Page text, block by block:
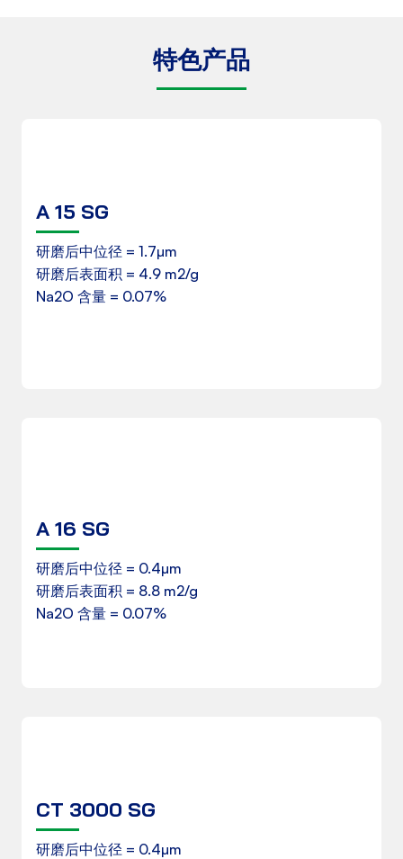
特色产品
A 15 SG
研磨后中位径 = 1.7µm
研磨后表面积 = 4.9 m2/g
Na2O 含量 = 0.07%
产品数据表
A 16 SG
研磨后中位径 = 0.4µm
研磨后表面积 = 8.8 m2/g
Na2O 含量 = 0.07%
CT 3000 SG
研磨后中位径 = 0.4µm产品数据表